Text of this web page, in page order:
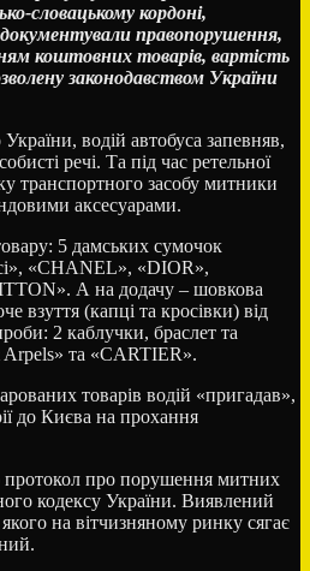
словацькому кордоні,
правопорушення,
коштовних товарів, вартість
законодавством України
водій автобуса запевняв,
речі. Та під час ретельної
транспортного засобу митники
аксесуарами.
5 дамських сумочок
«CHANEL», «DIOR»,
А на додачу – шовкова
взуття (капці та кросівки) від
2 каблучки, браслет та
та «CARTIER».
товарів водій «пригадав»,
до Києва на прохання
про порушення митних
кодексу України. Виявлений
на вітчизняному ринку сягає